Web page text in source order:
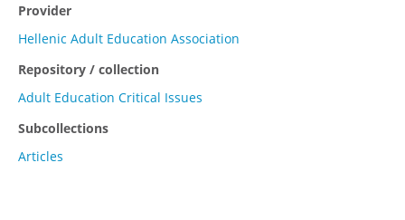
Provider
Hellenic Adult Education Association
Repository / collection
Adult Education Critical Issues
Subcollections
Articles